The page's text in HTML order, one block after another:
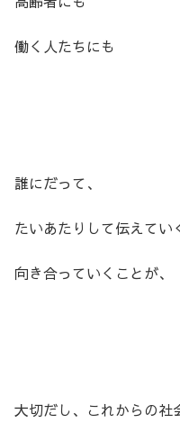
働く人たちにも
誰にだって、
たいあたりして伝えてい
向き合っていくことが、
大切だし、これからの社